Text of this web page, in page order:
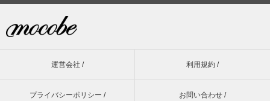
運営会社 / 利用規約 /
プライバシーポリシー / お問い合わせ /